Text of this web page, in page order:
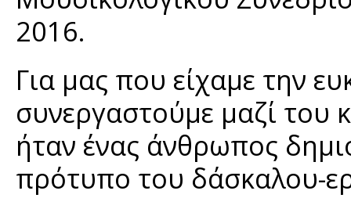
2016.
Για μας που είχαμε την
συνεργαστούμε μαζί του
ήταν ένας άνθρωπος
πρότυπο του δάσκαλου-